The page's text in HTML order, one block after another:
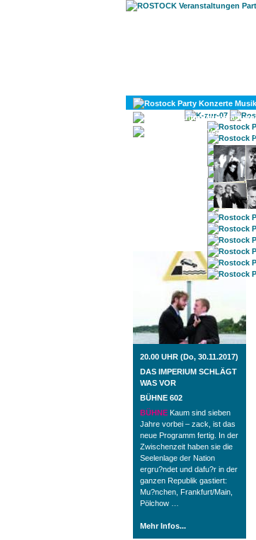
ROSTOCK TAGESTIPP
20.00 UHR (Do, 30.11.2017)
DAS IMPERIUM SCHLÄGT
WAS VOR
BÜHNE 602
BÜHNE Kaum sind sieben
Jahre vorbei – zack, ist das
neue Programm fertig. In der
Zwischenzeit haben sie die
Seelenlage der Nation
ergru?ndet und dafu?r in der
ganzen Republik gastiert:
Mu?nchen, Frankfurt/Main,
Pölchow …
Mehr Infos...